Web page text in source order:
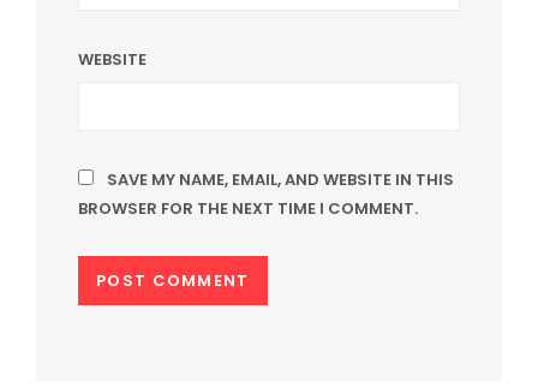
WEBSITE
SAVE MY NAME, EMAIL, AND WEBSITE IN THIS
BROWSER FOR THE NEXT TIME I COMMENT.